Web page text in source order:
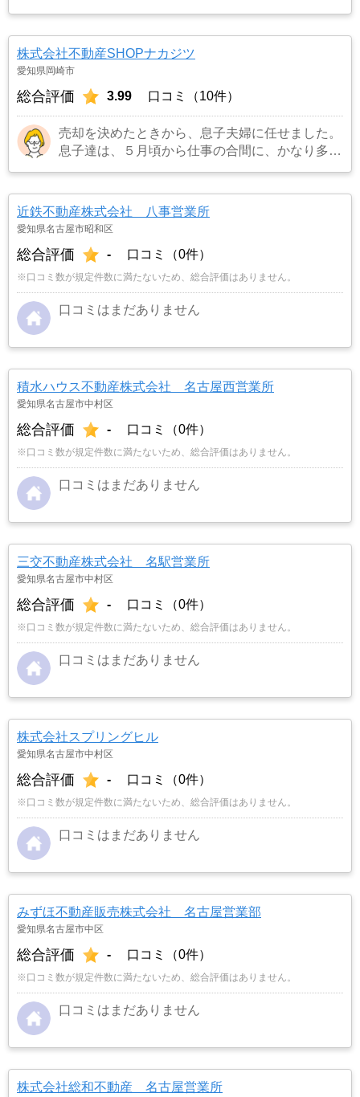
場がないことで地元の不動産屋では取り扱っても
らえませんでした。そこでそれまでに取引があ
した。 …もっと見る
株式会社不動産SHOPナカジツ
愛知県岡崎市
総合評価 3.99 口コミ（10件）
売却を決めたときから、息子夫婦に任せました。
息子達は、５月頃から仕事の合間に、かなり多く
も考えて、こちらの立場に立って考えてくれる
「ナカジツ」に決めました。
近鉄不動産株式会社 八事営業所
愛知県名古屋市昭和区
総合評価 - 口コミ（0件）
※口コミ数が規定件数に満たないため、総合評価はありません。
口コミはまだありません
積水ハウス不動産株式会社 名古屋西営業所
愛知県名古屋市中村区
総合評価 - 口コミ（0件）
※口コミ数が規定件数に満たないため、総合評価はありません。
口コミはまだありません
三交不動産株式会社 名駅営業所
愛知県名古屋市中村区
総合評価 - 口コミ（0件）
※口コミ数が規定件数に満たないため、総合評価はありません。
口コミはまだありません
株式会社スプリングヒル
愛知県名古屋市中村区
総合評価 - 口コミ（0件）
※口コミ数が規定件数に満たないため、総合評価はありません。
口コミはまだありません
みずほ不動産販売株式会社 名古屋営業部
愛知県名古屋市中区
総合評価 - 口コミ（0件）
※口コミ数が規定件数に満たないため、総合評価はありません。
口コミはまだありません
株式会社総和不動産 名古屋営業所